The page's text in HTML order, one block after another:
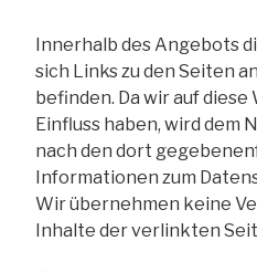
Innerhalb des Angebots
sich Links zu den Seiten
befinden. Da wir auf
Einfluss haben, wird dem
nach den dort
Informationen zum
Wir übernehmen keine
Inhalte der verlinkten